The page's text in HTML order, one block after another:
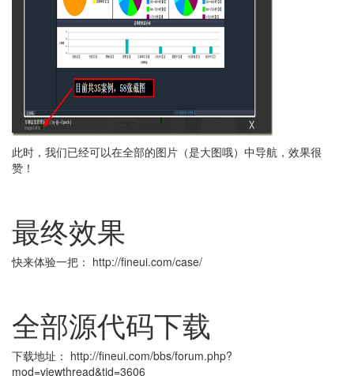
此时，我们已经可以在全部的图片（是大图哦）中导航，效果很
赞！
最终效果
快来体验一把： http://fineui.com/case/
全部源代码下载
下载地址： http://fineui.com/bbs/forum.php?
mod=viewthread&tid=3606